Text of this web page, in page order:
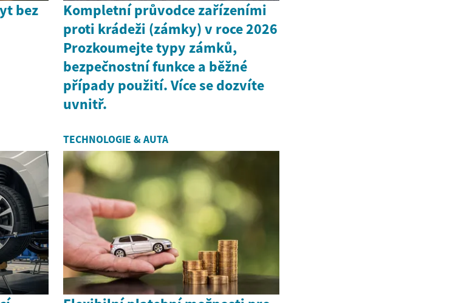
bez
Kompletní průvodce zařízeními
proti krádeži (zámky) v roce 2026
Prozkoumejte typy zámků,
bezpečnostní funkce a běžné
případy použití. Více se dozvíte
uvnitř.
TECHNOLOGIE & AUTA